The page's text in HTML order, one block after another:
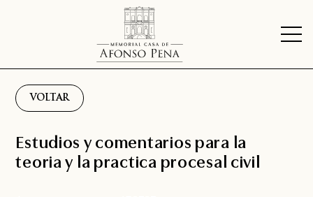
VOLTAR
Estudios y comentarios para la
teoria y la practica procesal civil